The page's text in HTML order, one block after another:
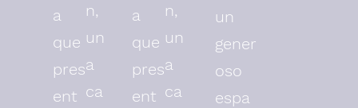
a
que
pres
ent
n,
un
a
ca
a
que
pres
ent
n,
un
a
ca
un
gener
oso
espa